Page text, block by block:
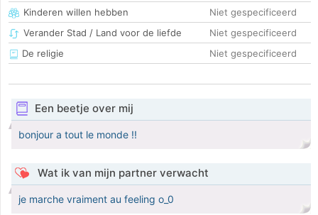
Kinderen willen hebben
Niet gespecificeerd
Verander Stad / Land voor de liefde
Niet gespecificeerd
De religie
Niet gespecificeerd
Een beetje over mij
bonjour a tout le monde !!
Wat ik van mijn partner verwacht
je marche vraiment au feeling o_0